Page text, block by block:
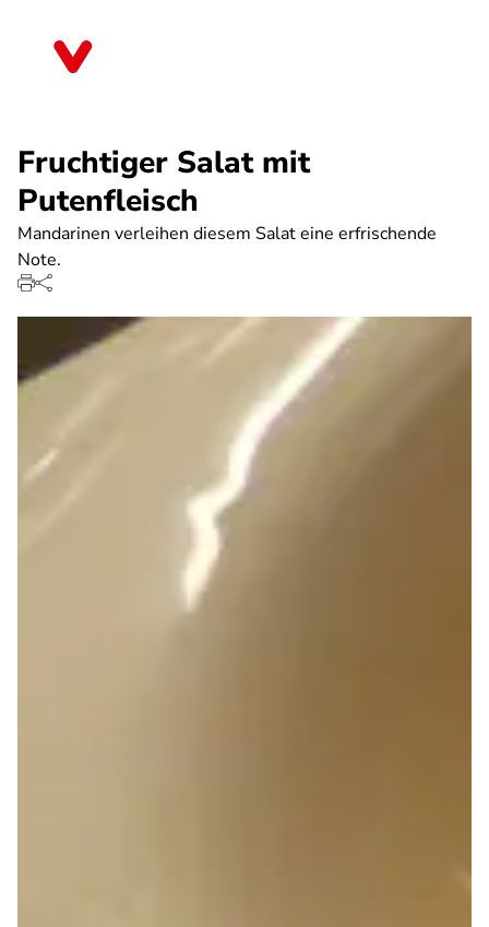
Fruchtiger Salat mit
Putenfleisch
Mandarinen verleihen diesem Salat eine erfrischende
Note.